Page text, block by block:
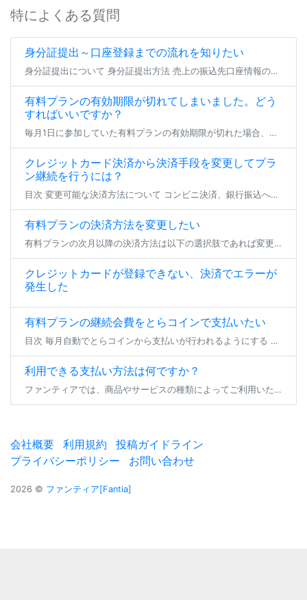
特によくある質問
身分証提出～口座登録までの流れを知りたい
身分証提出について 身分証提出方法 売上の振込先口座情報の登録（または編集） よくあるご質問 身分証提出について ファンティアにてファンクラブを開設する場合、 全年齢・成人向けを問わず全てのファンクラブにて身分証の提出が […]
有料プランの有効期限が切れてしまいました。どう
すればいいですか？
毎月1日に参加していた有料プランの有効期限が切れた場合、登録状態は支払い猶予期間へと移行します。 23日23:59までの間、参加中のファンクラブは無料プランへの仮移行状態となり、有効期限を更新せず24日となった場合にその […]
クレジットカード決済から決済手段を変更してプラ
ン継続を行うには？
目次 変更可能な決済方法について コンビニ決済、銀行振込への変更 とらコインへの変更 変更可能な決済方法について クレジットカード決済以外で現在加入中の有料プラン継続を行いたい場合、 登録済みのクレジットカードを削除いた […]
有料プランの決済方法を変更したい
有料プランの次月以降の決済方法は以下の選択肢であれば変更が可能です。 各手順でお支払い方法のご変更をいただき、期日までにお支払いいただければ、プランの継続加入が可能となります。 ※現在加入いただいているプランから退会する […]
クレジットカードが登録できない、決済でエラーが
発生した
有料プランの継続会費をとらコインで支払いたい
目次 毎月自動でとらコインから支払いが行われるようにする 一時的にとらコインでのプラン継続支払いを行う 毎月自動でとらコインから支払いが行われるようにする 有料プランの継続会費をとらコインでお支払い頂く場合、事前にとらコ […]
利用できる支払い方法は何ですか？
ファンティアでは、商品やサービスの種類によってご利用いただけるお支払い方法が異なります。 プラン参加/継続・バックナンバー購入 ダウンロード商品/物販商品購入 投稿セレクト商品購入 くじ商品購入 コミッションリクエスト・ […]
会社概要 利用規約
投稿ガイドライン
プライバシーポリシー
お問い合わせ
2026 © ファンティア[Fantia]